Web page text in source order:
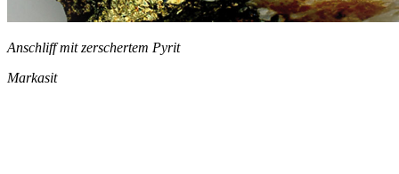
Anschliff mit zerschertem Pyrit
Markasit